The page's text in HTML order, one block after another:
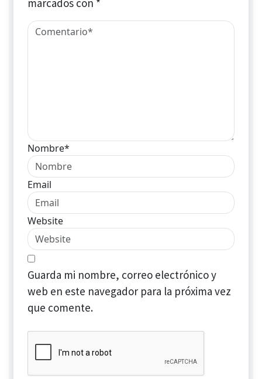
marcados con *
Nombre*
Email
Website
Guarda mi nombre, correo electrónico y
web en este navegador para la próxima vez
que comente.